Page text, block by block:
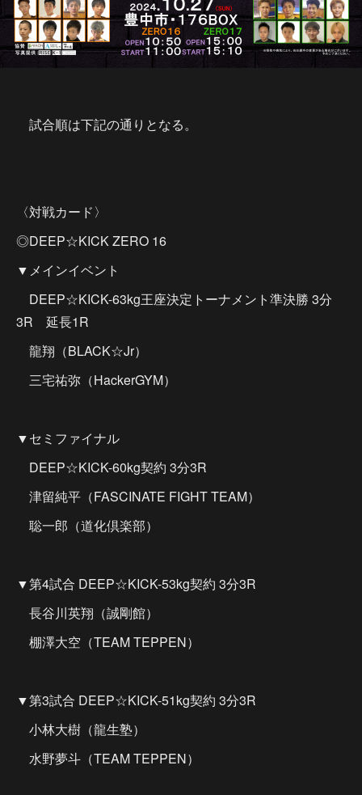
試合順は下記の通りとなる。
〈対戦カード〉
◎DEEP☆KICK ZERO 16
▼メインイベント
DEEP☆KICK-63kg王座決定トーナメント準決勝 3分
3R 延長1R
龍翔（BLACK☆Jr）
三宅祐弥（HackerGYM）
▼セミファイナル
DEEP☆KICK-60kg契約 3分3R
津留純平（FASCINATE FIGHT TEAM）
聡一郎（道化倶楽部）
▼第4試合 DEEP☆KICK-53kg契約 3分3R
長谷川英翔（誠剛館）
棚澤大空（TEAM TEPPEN）
▼第3試合 DEEP☆KICK-51kg契約 3分3R
小林大樹（龍生塾）
水野夢斗（TEAM TEPPEN）